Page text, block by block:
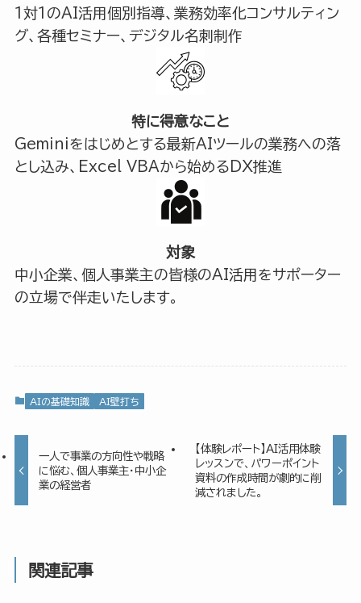
1対1のAI活用個別指導、業務効率化コンサルティン
グ、各種セミナー、デジタル名刺制作
特に得意なこと
Geminiをはじめとする最新AIツールの業務への落
とし込み、Excel VBAから始めるDX推進
対象
中小企業、個人事業主の皆様のAI活用をサポーター
の立場で伴走いたします。
AIの基礎知識 AI壁打ち
一人で事業の方向性や戦略
に悩む、個人事業主・中小企
業の経営者
【体験レポート】AI活用体験
レッスンで、パワーポイント
資料の作成時間が劇的に削
減されました。
関連記事